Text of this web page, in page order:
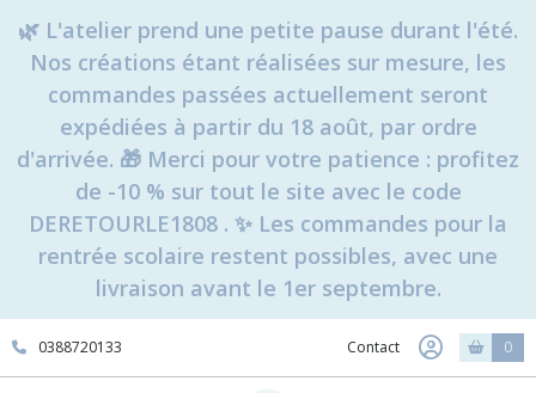
🌿 L'atelier prend une petite pause durant l'été.
Nos créations étant réalisées sur mesure, les
commandes passées actuellement seront
expédiées à partir du 18 août, par ordre
d'arrivée. 🎁 Merci pour votre patience : profitez
de -10 % sur tout le site avec le code
DERETOURLE1808 . ✨ Les commandes pour la
rentrée scolaire restent possibles, avec une
livraison avant le 1er septembre.
0388720133 Contact 0